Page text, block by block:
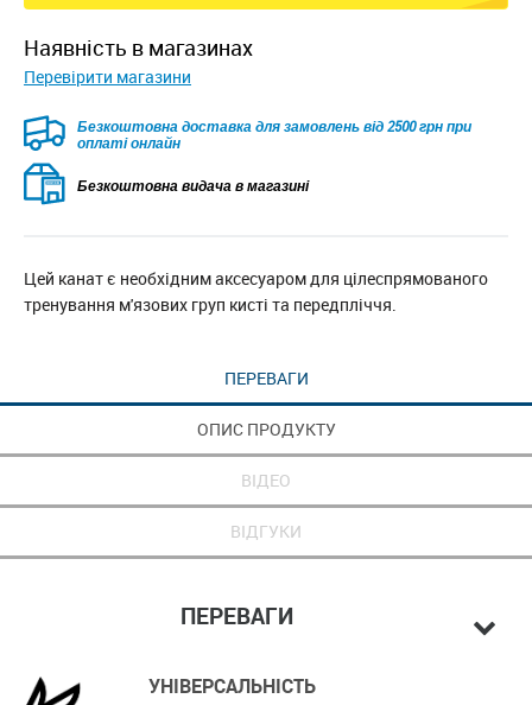
наявність в магазинах
Перевірити магазини
Безкоштовна доставка для замовлень від 2500 грн при
оплаті онлайн
Безкоштовна видача в магазині
Цей канат є необхідним аксесуаром для цілеспрямованого
тренування м'язових груп кисті та передпліччя.
ПЕРЕВАГИ
ОПИС ПРОДУКТУ
ВІДЕО
ВІДГУКИ
ПЕРЕВАГИ
УНІВЕРСАЛЬНІСТЬ